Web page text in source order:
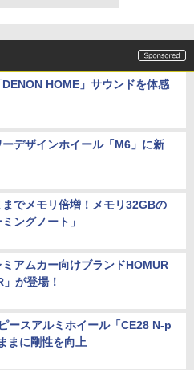
HOME」サウンドを体感
ーデザインホイール「M6」に新
でメモリ倍増！メモリ32GBの
ングノート」
ミアムカー向けブランドHOMUR
が登場！
ースアルミホイール「CE28 N-p
まに剛性を向上